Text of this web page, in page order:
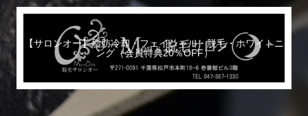
【サロンオー】脂肪冷却・フェイシャル・脱毛・ホワイトニ
ング（会員特典20％OFF）